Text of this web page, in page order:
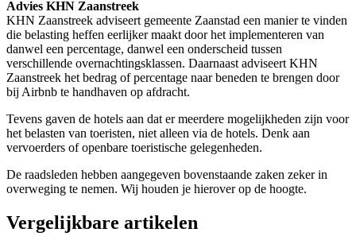
Advies KHN Zaanstreek
KHN Zaanstreek adviseert gemeente Zaanstad een manier te vinden
die belasting heffen eerlijker maakt door het implementeren van
danwel een percentage, danwel een onderscheid tussen
verschillende overnachtingsklassen. Daarnaast adviseert KHN
Zaanstreek het bedrag of percentage naar beneden te brengen door
bij Airbnb te handhaven op afdracht.
Tevens gaven de hotels aan dat er meerdere mogelijkheden zijn voor
het belasten van toeristen, niet alleen via de hotels. Denk aan
vervoerders of openbare toeristische gelegenheden.
De raadsleden hebben aangegeven bovenstaande zaken zeker in
overweging te nemen. Wij houden je hierover op de hoogte.
Vergelijkbare artikelen